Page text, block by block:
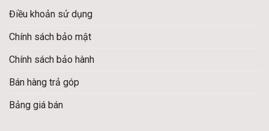
Điều khoản sử dụng
Chính sách bảo mật
Chính sách bảo hành
Bán hàng trả góp
Bảng giá bán